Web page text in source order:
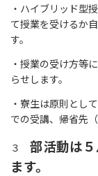
・ハイブリッド型
て授業を受けるか
す。
・授業の受け方等
らせします。
・寮生は原則とし
での受講、帰省先
３ 部活動は
ます。